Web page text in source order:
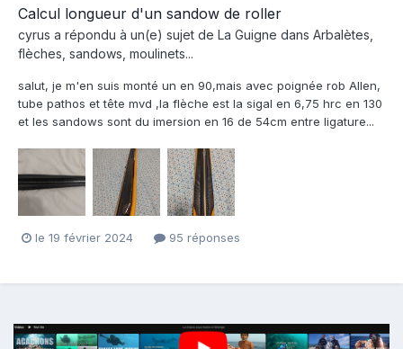
Calcul longueur d'un sandow de roller
cyrus a répondu à un(e) sujet de La Guigne dans Arbalètes,
flèches, sandows, moulinets...
salut, je m'en suis monté un en 90,mais avec poignée rob Allen,
tube pathos et tête mvd ,la flèche est la sigal en 6,75 hrc en 130
et les sandows sont du imersion en 16 de 54cm entre ligature...
le 19 février 2024 95 réponses